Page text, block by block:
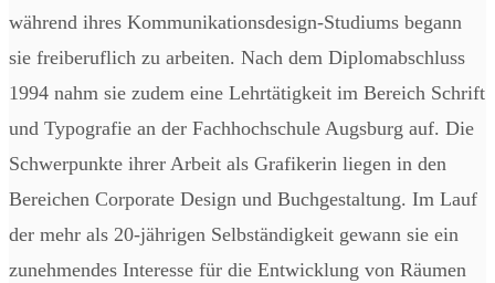
während ihres Kommunikationsdesign-Studiums begann
sie freiberuflich zu arbeiten. Nach dem Diplomabschluss
1994 nahm sie zudem eine Lehrtätigkeit im Bereich Schrift
und Typografie an der Fachhochschule Augsburg auf. Die
Schwerpunkte ihrer Arbeit als Grafikerin liegen in den
Bereichen Corporate Design und Buchgestaltung. Im Lauf
der mehr als 20-jährigen Selbständigkeit gewann sie ein
zunehmendes Interesse für die Entwicklung von Räumen